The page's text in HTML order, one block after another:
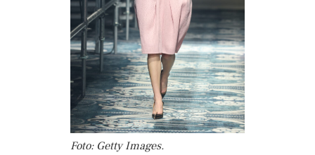
Foto: Getty Images.